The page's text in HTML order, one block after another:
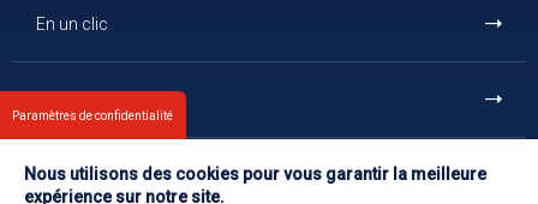
En un clic
Contact
Paramètres de confidentialité
Nous utilisons des cookies pour vous garantir la meilleure
expérience sur notre site.